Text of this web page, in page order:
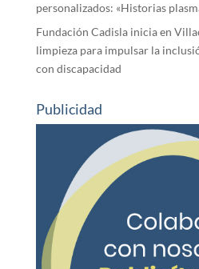
personalizados: «Historias
Fundación Cadisla inicia en
limpieza para impulsar la
con discapacidad
Publicidad